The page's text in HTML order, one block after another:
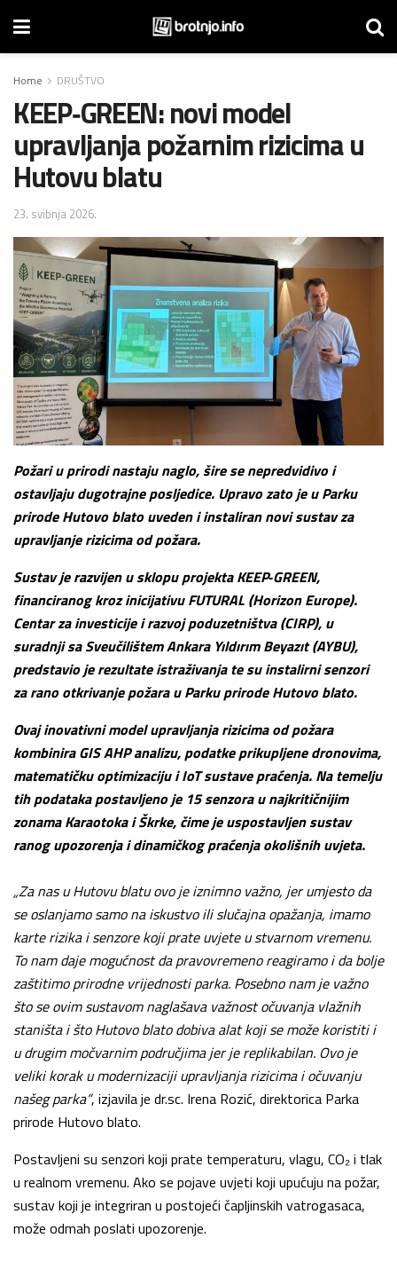
Home DRUŠTVO
KEEP‑GREEN: novi model
upravljanja požarnim rizicima u
Hutovu blatu
23. svibnja 2026.
Požari u prirodi nastaju naglo, šire se nepredvidivo i
ostavljaju dugotrajne posljedice. Upravo zato je u Parku
prirode Hutovo blato uveden i instaliran novi sustav za
upravljanje rizicima od požara.
Sustav je razvijen u sklopu projekta KEEP‑GREEN,
financiranog kroz inicijativu FUTURAL (Horizon Europe).
Centar za investicije i razvoj poduzetništva (CIRP), u
suradnji sa Sveučilištem Ankara Yıldırım Beyazıt (AYBU),
predstavio je rezultate istraživanja te su instalirni senzori
za rano otkrivanje požara u Parku prirode Hutovo blato.
Ovaj inovativni model upravljanja rizicima od požara
kombinira GIS AHP analizu, podatke prikupljene dronovima,
matematičku optimizaciju i IoT sustave praćenja. Na temelju
tih podataka postavljeno je 15 senzora u najkritičnijim
zonama Karaotoka i Škrke, čime je uspostavljen sustav
ranog upozorenja i dinamičkog praćenja okolišnih uvjeta.
„Za nas u Hutovu blatu ovo je iznimno važno, jer umjesto da
se oslanjamo samo na iskustvo ili slučajna opažanja, imamo
karte rizika i senzore koji prate uvjete u stvarnom vremenu.
To nam daje mogućnost da pravovremeno reagiramo i da bolje
zaštitimo prirodne vrijednosti parka. Posebno nam je važno
što se ovim sustavom naglašava važnost očuvanja vlažnih
staništa i što Hutovo blato dobiva alat koji se može koristiti i
u drugim močvarnim područjima jer je replikabilan. Ovo je
veliki korak u modernizaciji upravljanja rizicima i očuvanju
našeg parka”, izjavila je dr.sc. Irena Rozić, direktorica Parka
prirode Hutovo blato.
Postavljeni su senzori koji prate temperaturu, vlagu, CO₂ i tlak
u realnom vremenu. Ako se pojave uvjeti koji upućuju na požar,
sustav koji je integriran u postojeći čapljinskih vatrogasaca,
može odmah poslati upozorenje.